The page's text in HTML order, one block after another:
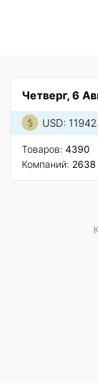
Четверг, 6
USD:
Товаров: 4390
Компаний: 2638